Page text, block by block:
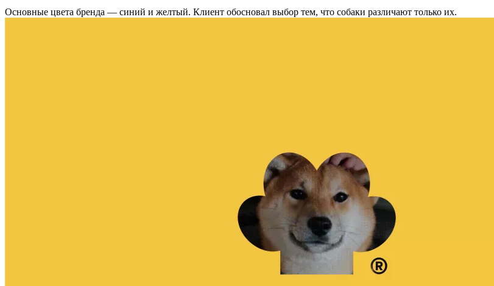
Основные цвета бренда — синий и желтый. Клиент обосновал выбор тем, что собаки различают только их.